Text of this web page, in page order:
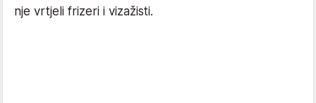
nje vrtjeli frizeri i vizažisti.